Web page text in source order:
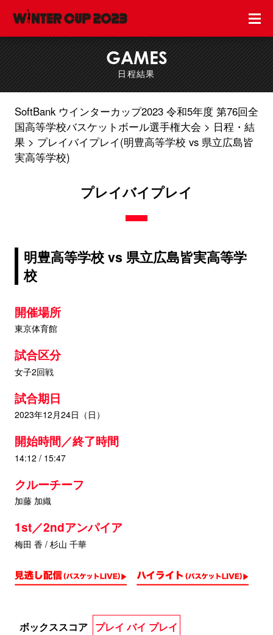
GAMES
日程結果
SoftBank ウインターカップ2023 令和5年度 第76回全
国高等学校バスケットボール選手権大会
日程・結
果
プレイバイプレイ(明豊高等学校 vs 県立広島皆
実高等学校)
プレイバイプレイ
明豊高等学校 vs 県立広島皆実高等学
校
開催場所
東京体育館
試合区分
女子2回戦
試合期日
2023年12月24日（日）
開始時間／終了時間
14:12 / 15:47
クルーチーフ
加藤 加織
1st／2ndアンパイア
梅田 香 / 杉山 千華
ボックススコア プレイ バイ プレイ